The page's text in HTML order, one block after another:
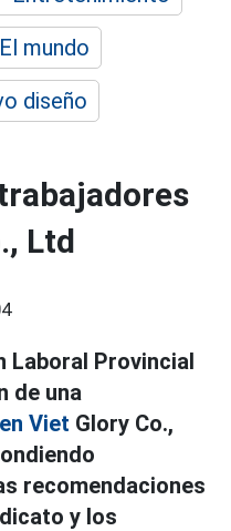
El mundo
diseño
Ltd
Laboral Provincial
de una
en Viet Glory Co.,
recomendaciones
y los